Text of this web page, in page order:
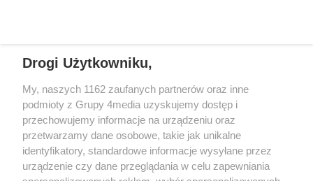
Reklama Kontakt Regulamin
Dystrybucja
Regulamin prenumeraty
Polityka Prywatności
Drogi Użytkowniku,
My, naszych 1162 zaufanych partnerów oraz inne
podmioty z Grupy 4media uzyskujemy dostęp i
przechowujemy informacje na urządzeniu oraz
przetwarzamy dane osobowe, takie jak unikalne
identyfikatory, standardowe informacje wysyłane przez
urządzenie czy dane przeglądania w celu zapewniania